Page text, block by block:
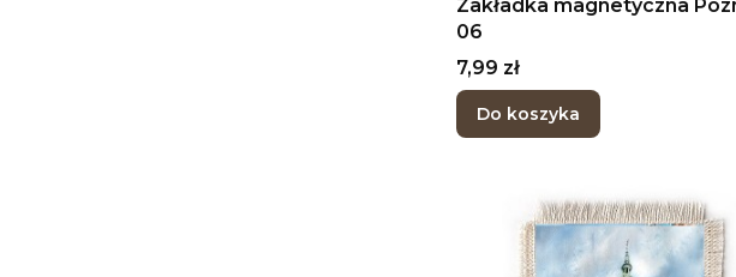
Zakładka magnetyczna
06
Cena
7,99 zł
Do koszyka